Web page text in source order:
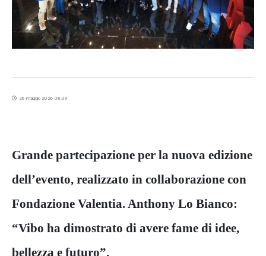
26 maggio 2026 08:09
Grande partecipazione per la nuova edizione
dell’evento, realizzato in collaborazione con
Fondazione Valentia. Anthony Lo Bianco:
“Vibo ha dimostrato di avere fame di idee,
bellezza e futuro”.